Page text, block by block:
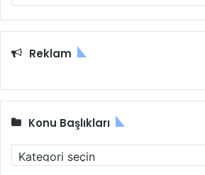
Reklam
Konu Başlıkları
o